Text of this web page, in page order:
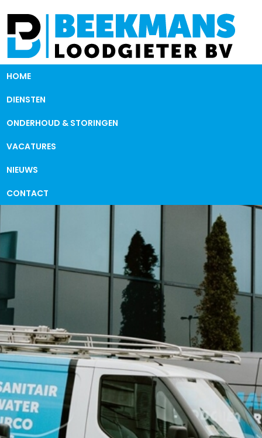
HOME
DIENSTEN
ONDERHOUD & STORINGEN
VACATURES
NIEUWS
CONTACT